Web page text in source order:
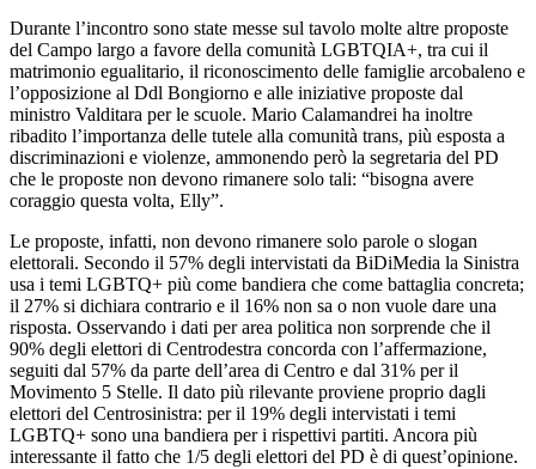
Durante l’incontro sono state messe sul tavolo molte altre proposte
del Campo largo a favore della comunità LGBTQIA+, tra cui il
matrimonio egualitario, il riconoscimento delle famiglie arcobaleno e
l’opposizione al Ddl Bongiorno e alle iniziative proposte dal
ministro Valditara per le scuole. Mario Calamandrei ha inoltre
ribadito l’importanza delle tutele alla comunità trans, più esposta a
discriminazioni e violenze, ammonendo però la segretaria del PD
che le proposte non devono rimanere solo tali: “bisogna avere
coraggio questa volta, Elly”.
Le proposte, infatti, non devono rimanere solo parole o slogan
elettorali. Secondo il 57% degli intervistati da BiDiMedia la Sinistra
usa i temi LGBTQ+ più come bandiera che come battaglia concreta;
il 27% si dichiara contrario e il 16% non sa o non vuole dare una
risposta. Osservando i dati per area politica non sorprende che il
90% degli elettori di Centrodestra concorda con l’affermazione,
seguiti dal 57% da parte dell’area di Centro e dal 31% per il
Movimento 5 Stelle. Il dato più rilevante proviene proprio dagli
elettori del Centrosinistra: per il 19% degli intervistati i temi
LGBTQ+ sono una bandiera per i rispettivi partiti. Ancora più
interessante il fatto che 1/5 degli elettori del PD è di quest’opinione.